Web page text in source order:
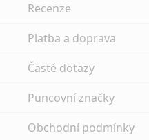
Recenze
Platba a doprava
Časté dotazy
Puncovní značky
Obchodní podmínky